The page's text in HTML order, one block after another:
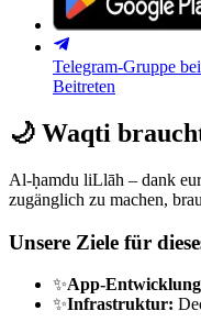
Telegram-Gruppe
Beitreten
🌙 Waqti
Al-ḥamdu liLlāh – dank
zugänglich zu machen,
Unsere Ziele für
✨App-
✨Infrastruktur: